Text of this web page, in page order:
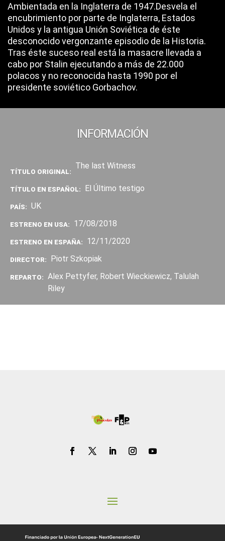
Ambientada en la Inglaterra de 1947.Desvela el
encubrimiento por parte de Inglaterra, Estados
Unidos y la antigua Unión Soviética de éste
desconocido vergonzante episodio de la Historia.
Tras éste suceso real está la masacre llevada a
cabo por Stalin ejecutando a más de 22.000
polacos y no reconocida hasta 1990 por el
presidente soviético Gorbachov.
INFORMACIÓN
TÍTULO ORIGINAL:
The last Witness
TÍTULO EN ESPAÑOL: El Último testigo
PAÍS: UK
ESTRENO EN USA: 17/08/2018
ESTRENO EN ESPAÑA: 12/11/2020
DIRECTOR: Piotr Szkopiak
REPARTO:
Alex Pettyfer, Robert Wieckiewicz, Talulah
Riley